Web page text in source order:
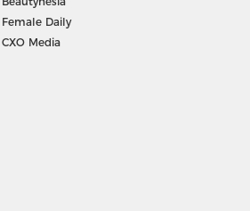
Female Daily
CXO Media